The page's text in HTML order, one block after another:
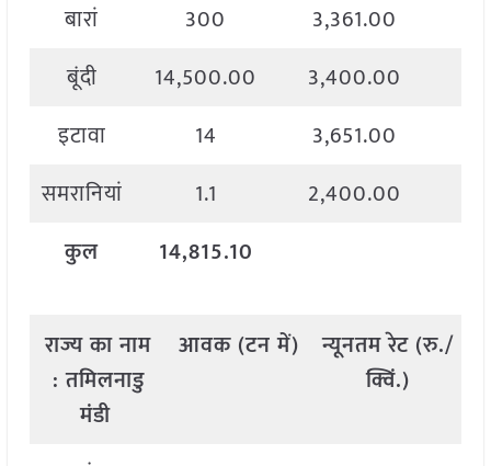
बारां 300 3,361.00
बूंदी
14,500.00 3,400.00
इटावा
14 3,651.00
समरानियां
1.1 2,400.00
कुल
14,815.10
राज्यकानाम
:तमिलनाडु
मंडी
आवक (टनमें) न्यूनतमरेट (रु./
क्विं.)